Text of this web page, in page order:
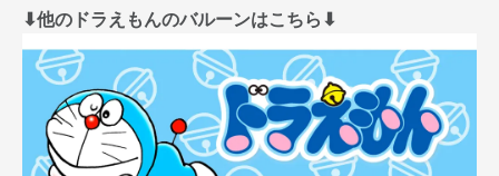
⬇︎他のドラえもんのバルーンはこちら⬇︎